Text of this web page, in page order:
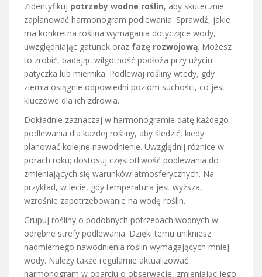
Zidentyfikuj potrzeby wodne roślin, aby skutecznie
zaplanować harmonogram podlewania. Sprawdź, jakie
ma konkretna roślina wymagania dotyczące wody,
uwzględniając gatunek oraz fazę rozwojową. Możesz
to zrobić, badając wilgotność podłoża przy użyciu
patyczka lub miernika. Podlewaj rośliny wtedy, gdy
ziemia osiągnie odpowiedni poziom suchości, co jest
kluczowe dla ich zdrowia.
Dokładnie zaznaczaj w harmonogramie datę każdego
podlewania dla każdej rośliny, aby śledzić, kiedy
planować kolejne nawodnienie. Uwzględnij różnice w
porach roku; dostosuj częstotliwość podlewania do
zmieniających się warunków atmosferycznych. Na
przykład, w lecie, gdy temperatura jest wyższa,
wzrośnie zapotrzebowanie na wodę roślin.
Grupuj rośliny o podobnych potrzebach wodnych w
odrębne strefy podlewania. Dzięki temu unikniesz
nadmiernego nawodnienia roślin wymagających mniej
wody. Należy także regularnie aktualizować
harmonogram w oparciu o obserwacje, zmieniając jego